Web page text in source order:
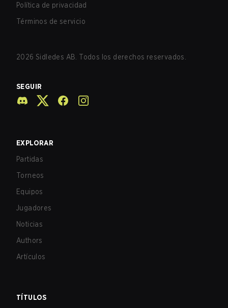
Política de privacidad
Términos de servicio
2026 Sidledes AB. Todos los derechos reservados.
SEGUIR
EXPLORAR
Partidas
Torneos
Equipos
Jugadores
Noticias
Authors
Artículos
TÍTULOS